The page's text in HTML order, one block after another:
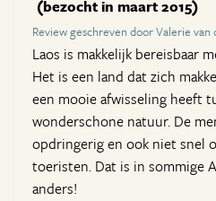
(bezocht in maart 2015)
Review geschreven door Valerie
Laos is makkelijk bereisbaar
Het is een land dat zich
een mooie afwisseling heeft
wonderschone natuur. De
opdringerig en ook niet snel
toeristen. Dat is in sommige
anders!